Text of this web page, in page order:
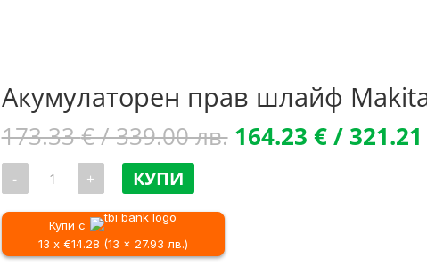
Акумулаторен прав шлайф
173.33€/ 339.00 лв. Original
164.23 €/ 321.21
- количество
Акумулаторен
прав
шлайф
Makita
DGD800Z,
+ КУПИ
Купи с
13 x €14.28 (13 x 27.93 лв.)